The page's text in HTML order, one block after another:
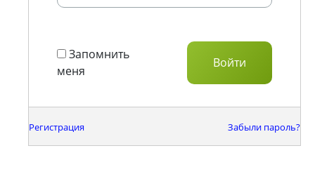
Запомнить
меня
Регистрация Забыли пароль?